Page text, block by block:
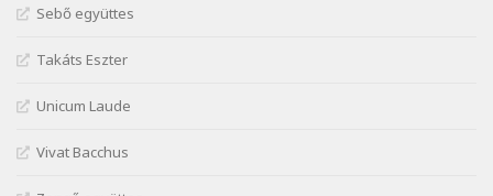
Márai Sándor: Együgyű vers gyorsvonatban
Márai Sándor: Ez a kávéház
Szélkiáltó
Szélkiáltó
Márai Sándor: Hol vagyok?
Sebő együttes
Takáts Eszter
Unicum Laude
Vivat Bacchus